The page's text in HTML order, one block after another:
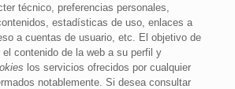
técnico, preferencias personales,
estadísticas de uso, enlaces a
a cuentas de usuario, etc. El objetivo de
el contenido de la web a su perfil y
los servicios ofrecidos por cualquier
notablemente. Si desea consultar